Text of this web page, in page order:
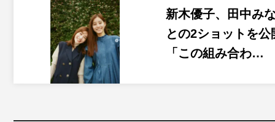
新木優子、田中み
との2ショットを公
「この組み合わ…